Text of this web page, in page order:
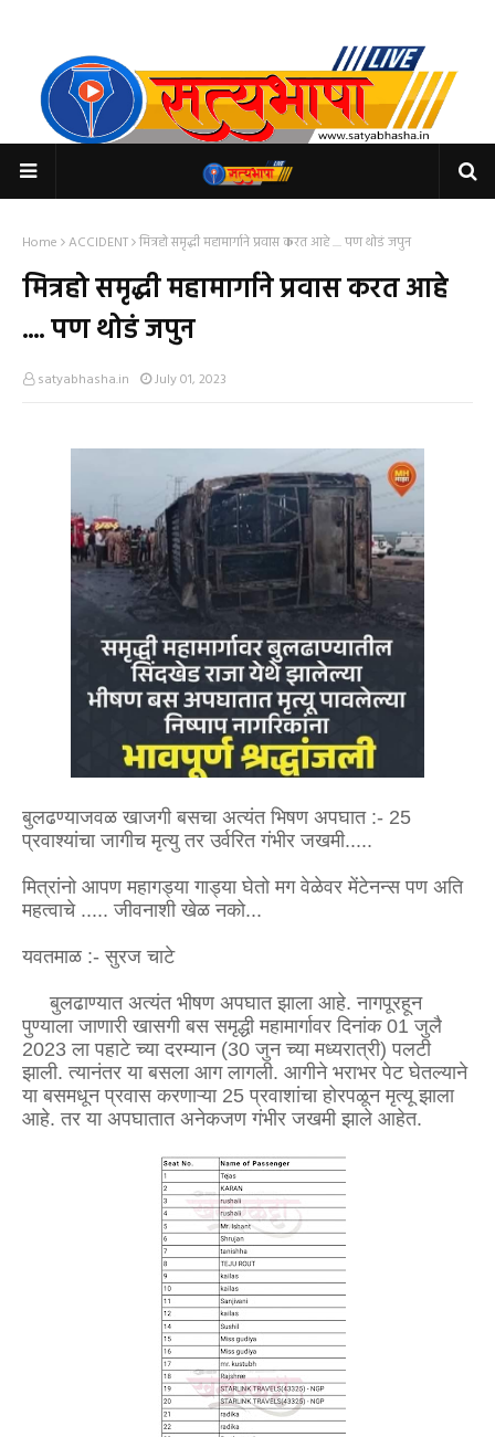
Home ACCIDENT मित्रहो समृद्धी महामार्गाने प्रवास करत आहे .... पण थोडं जपुन
मित्रहो समृद्धी महामार्गाने प्रवास करत आहे
.... पण थोडं जपुन
satyabhasha.in July 01, 2023
बुलढण्याजवळ खाजगी बसचा अत्यंत भिषण अपघात :- 25
प्रवाश्यांचा जागीच मृत्यु तर उर्वरित गंभीर जखमी.....
मित्रांनो आपण महागड्या गाड्या घेतो मग वेळेवर मेंटेनन्स पण अति
महत्वाचे ..... जीवनाशी खेळ नको...
यवतमाळ :- सुरज चाटे
बुलढाण्यात अत्यंत भीषण अपघात झाला आहे. नागपूरहून
पुण्याला जाणारी खासगी बस समृद्धी महामार्गावर दिनांक 01 जुलै
2023 ला पहाटे च्या दरम्यान (30 जुन च्या मध्यरात्री) पलटी
झाली. त्यानंतर या बसला आग लागली. आगीने भराभर पेट घेतल्याने
या बसमधून प्रवास करणाऱ्या 25 प्रवाशांचा होरपळून मृत्यू झाला
आहे. तर या अपघातात अनेकजण गंभीर जखमी झाले आहेत.